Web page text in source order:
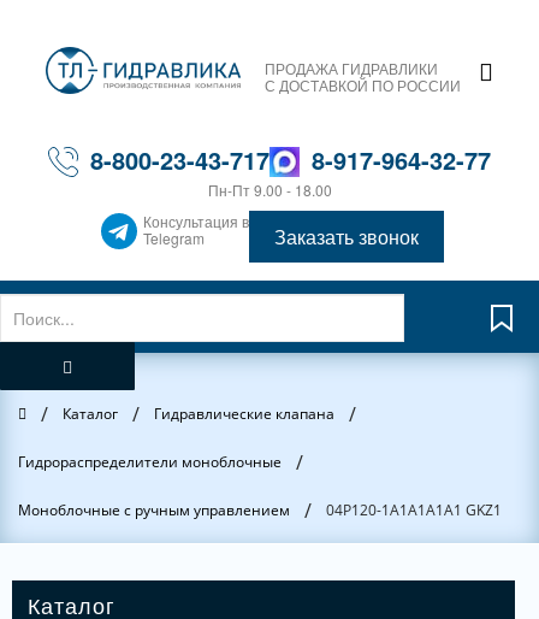
ПРОДАЖА ГИДРАВЛИКИ
С ДОСТАВКОЙ ПО РОССИИ
8-800-23-43-717 8-917-964-32-77
Пн-Пт 9.00 - 18.00
Консультация в
Telegram
Заказать звонок
Главная
/ Каталог / Гидравлические клапана /
Гидрораспределители моноблочные /
Моноблочные с ручным управлением / 04Р120-1А1А1А1А1 GKZ1